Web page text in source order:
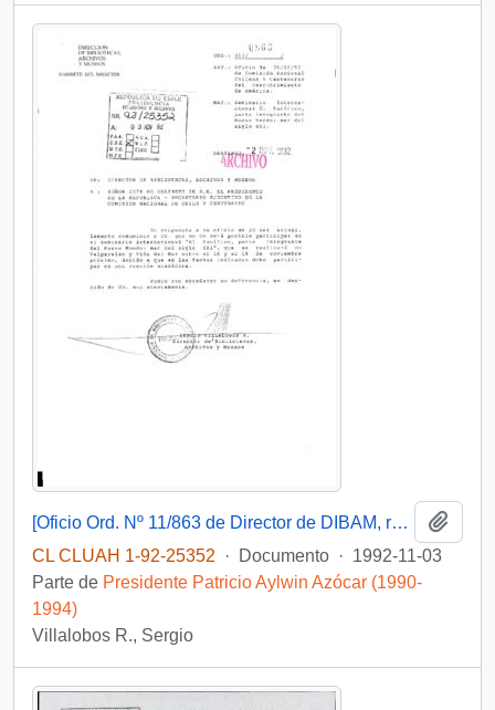
[Oficio Ord. Nº 11/863 de Director de DIBAM, responde oficio]
CL CLUAH 1-92-25352
· Documento · 1992-11-03
Parte de Presidente Patricio Aylwin Azócar (1990-
1994)
Villalobos R., Sergio